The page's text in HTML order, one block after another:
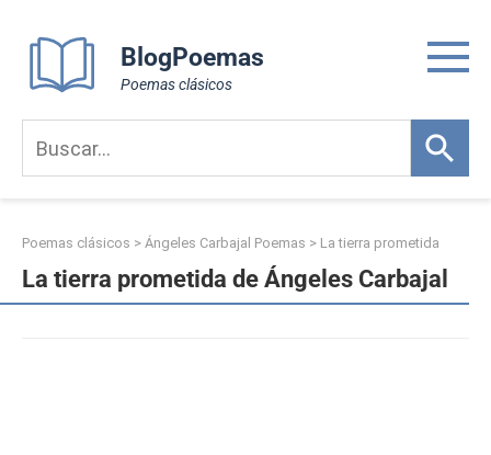
content
BlogPoemas
Poemas clásicos
Poemas clásicos > Ángeles Carbajal Poemas > La tierra prometida
La tierra prometida de Ángeles Carbajal